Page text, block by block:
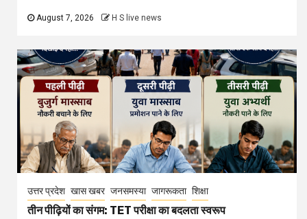
August 7, 2026 H S live news
उत्तर प्रदेश खास खबर जनसमस्या जागरूकता शिक्षा
तीन पीढ़ियों का संगम: TET परीक्षा का बदलता स्वरूप